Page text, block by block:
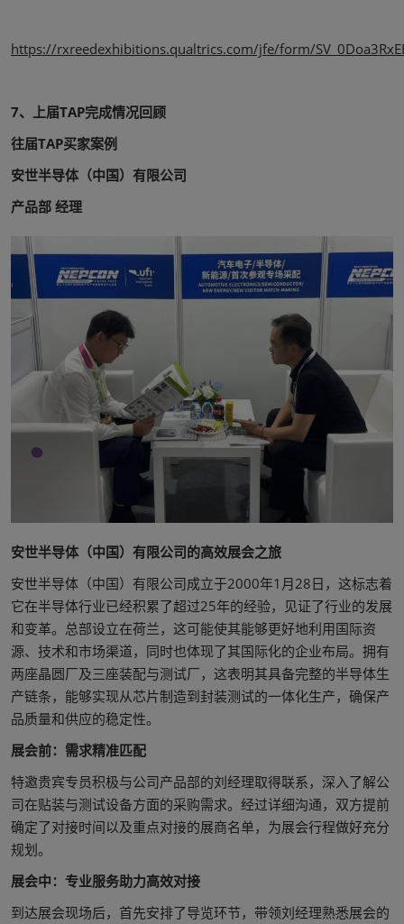
https://rxreedexhibitions.qualtrics.com/jfe/form/
7、上届TAP完成情况回顾
往届TAP买家案例
安世半导体（中国）有限公司
产品部 经理
安世半导体（中国）有限公司的高效展会之旅
安世半导体（中国）有限公司成立于2000年1月28日，这标志着
它在半导体行业已经积累了超过25年的经验，见证了行业的发展
和变革。总部设立在荷兰，这可能使其能够更好地利用国际资
源、技术和市场渠道，同时也体现了其国际化的企业布局。拥有
两座晶圆厂及三座装配与测试厂，这表明其具备完整的半导体生
产链条，能够实现从芯片制造到封装测试的一体化生产，确保产
品质量和供应的稳定性。
展会前：需求精准匹配
特邀贵宾专员积极与公司产品部的刘经理取得联系，深入了解公
司在贴装与测试设备方面的采购需求。经过详细沟通，双方提前
确定了对接时间以及重点对接的展商名单，为展会行程做好充分
规划。
展会中：专业服务助力高效对接
到达展会现场后，首先安排了导览环节，带领刘经理熟悉展会的